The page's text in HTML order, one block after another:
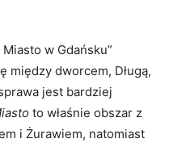
w Gdańsku”
między dworcem, Długą,
jest bardziej
to właśnie obszar z
i Żurawiem, natomiast